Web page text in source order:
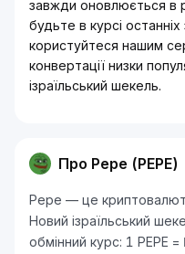
завжди оновлюється в
будьте в курсі
користуйтеся нашим
конвертації низки
ізраїльський шекель.
Про Pepe (PEPE)
Pepe — це
Новий ізраїльський
обмінний курс: 1 PEPE